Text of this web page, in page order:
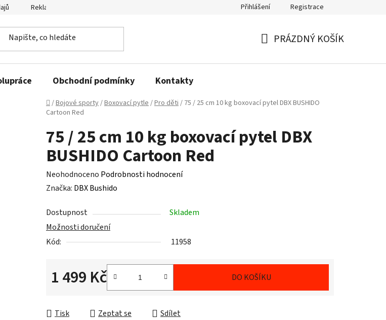
Reklamační řád a odstoupení od smlouvy Politika používání cookiesPřihlášení Registrace
PRÁZDNÝ KOŠÍK
Obchodní podmínky Kontakty
Domů
/Bojové sporty/Boxovací pytle/Pro děti/ 75 / 25 cm 10 kg boxovací pytel DBX BUSHIDO
Cartoon Red
75 / 25 cm 10 kg boxovací pytel DBX
BUSHIDO Cartoon Red
Průměrné
hodnocení
je
0,0
z
hvězdiček.
Neohodnoceno Podrobnosti hodnocení
Značka: DBX Bushido
Dostupnost
Skladem
Možnosti doručení
Kód:
11958
1 499 Kč DO KOŠÍKU
Tisk Zeptat se Sdílet